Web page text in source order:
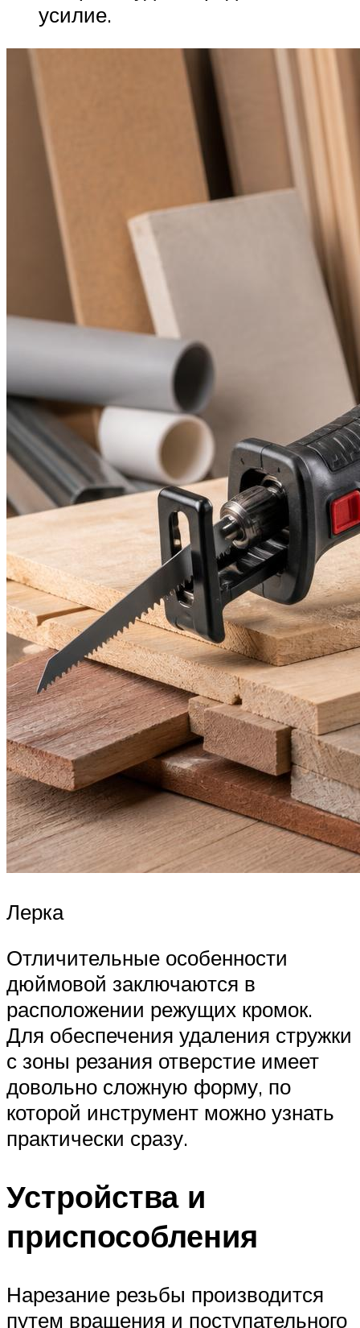
усилие.
Лерка
Отличительные особенности
дюймовой заключаются в
расположении режущих кромок.
Для обеспечения удаления стружки
с зоны резания отверстие имеет
довольно сложную форму, по
которой инструмент можно узнать
практически сразу.
Устройства и
приспособления
Нарезание резьбы производится
путем вращения и поступательного